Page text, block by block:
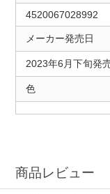
4520067028992
メーカー発売日
2023年6月下旬発
色
商品レビュー